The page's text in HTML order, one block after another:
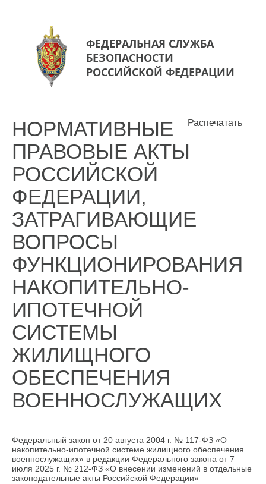
ФЕДЕРАЛЬНАЯ СЛУЖБА
БЕЗОПАСНОСТИ
РОССИЙСКОЙ ФЕДЕРАЦИИ
Распечатать
НОРМАТИВНЫЕ
ПРАВОВЫЕ АКТЫ
РОССИЙСКОЙ
ФЕДЕРАЦИИ,
ЗАТРАГИВАЮЩИЕ
ВОПРОСЫ
ФУНКЦИОНИРОВАНИЯ
НАКОПИТЕЛЬНО-
ИПОТЕЧНОЙ
СИСТЕМЫ
ЖИЛИЩНОГО
ОБЕСПЕЧЕНИЯ
ВОЕННОСЛУЖАЩИХ
Федеральный закон от 20 августа 2004 г. № 117-ФЗ «О
накопительно-ипотечной системе жилищного обеспечения
военнослужащих» в редакции Федерального закона от 7
июля 2025 г. № 212-ФЗ «О внесении изменений в отдельные
законодательные акты Российской Федерации»